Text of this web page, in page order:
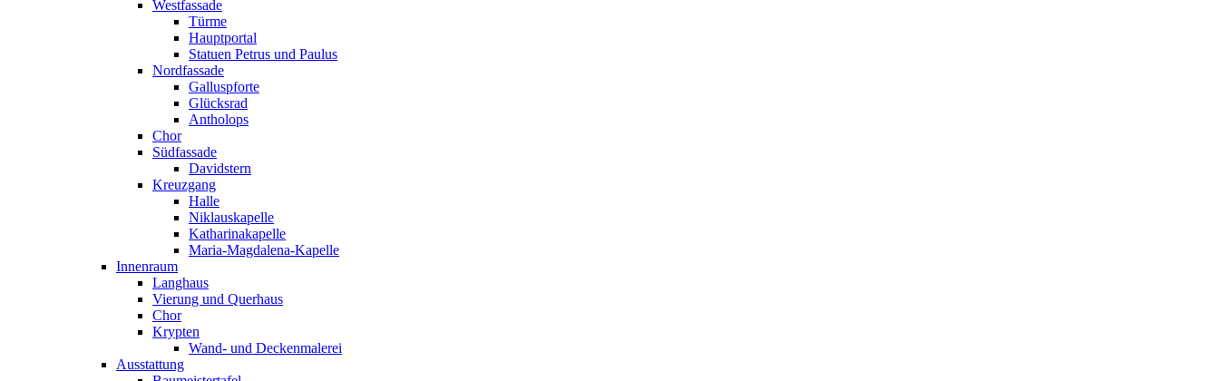
Westfassade
Türme
Hauptportal
Statuen Petrus und Paulus
Nordfassade
Galluspforte
Glücksrad
Antholops
Chor
Südfassade
Davidstern
Kreuzgang
Halle
Niklauskapelle
Katharinakapelle
Maria-Magdalena-Kapelle
Innenraum
Langhaus
Vierung und Querhaus
Chor
Krypten
Wand- und Deckenmalerei
Ausstattung